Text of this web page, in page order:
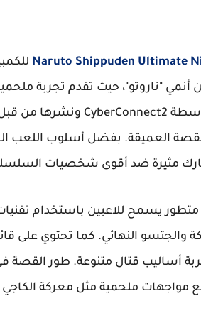
أنمي "ناروتو"، حيث تقدم تجربة
العميقة. بفضل أسلوب اللعب
مثيرة ضد أقوى شخصيات
متطور يسمح للاعبين باستخدام
أساليب قتال متنوعة. طور القصة
مواجهات ملحمية مثل معركة